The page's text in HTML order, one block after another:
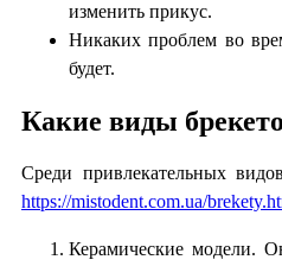
изменить прикус.
Никаких проблем во
будет.
Какие виды
Среди привлекательных
https://mistodent.com.ua/
Керамические модели.